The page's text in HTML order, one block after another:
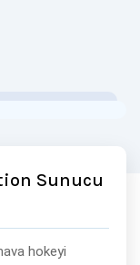
Sunucu
hokeyi